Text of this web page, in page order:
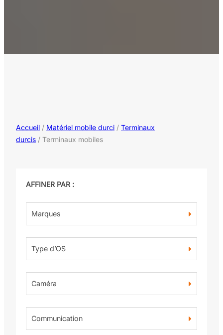
Accueil / Matériel mobile durci / Terminaux
durcis / Terminaux mobiles
AFFINER PAR :
Marques
Type d’OS
Caméra
Communication